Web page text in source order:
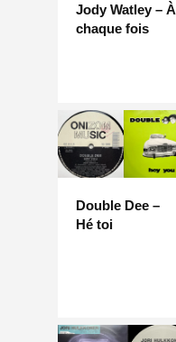
Jody Watley – À
chaque fois
Double Dee –
Hé toi